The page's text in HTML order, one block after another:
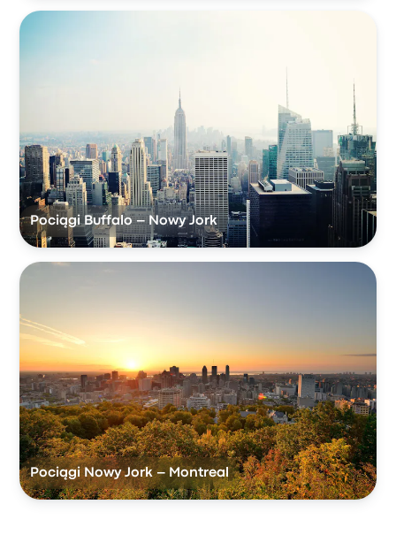
Pociągi Buffalo – Nowy Jork
Pociągi Nowy Jork – Montreal